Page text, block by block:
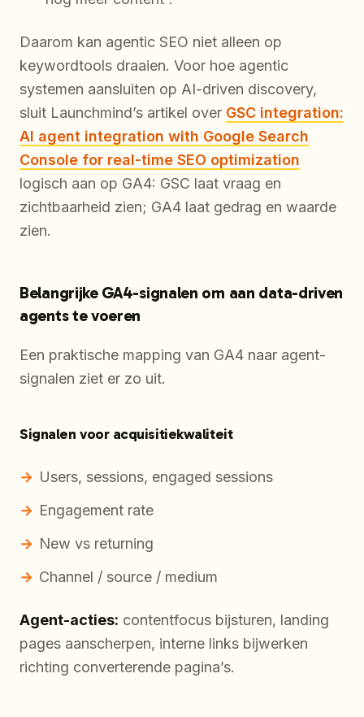
Daarom kan agentic SEO niet alleen op
keywordtools draaien. Voor hoe agentic
systemen aansluiten op AI-driven discovery,
sluit Launchmind’s artikel over GSC integration:
AI agent integration with Google Search
Console for real-time SEO optimization
logisch aan op GA4: GSC laat vraag en
zichtbaarheid zien; GA4 laat gedrag en waarde
zien.
Belangrijke GA4-signalen om aan data-driven
agents te voeren
Een praktische mapping van GA4 naar agent-
signalen ziet er zo uit.
Signalen voor acquisitiekwaliteit
Users, sessions, engaged sessions
Engagement rate
New vs returning
Channel / source / medium
Agent-acties: contentfocus bijsturen, landing
pages aanscherpen, interne links bijwerken
richting converterende pagina’s.